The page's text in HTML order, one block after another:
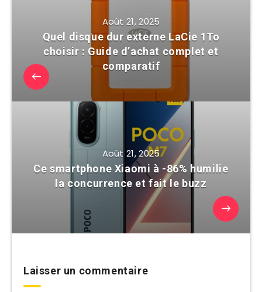
Août 21, 2025
Quel disque dur externe LaCie 1To
choisir : Guide d’achat complet et
comparatif
Août 21, 2025
Ce smartphone Xiaomi à -86% humilie
la concurrence et fait le buzz
Laisser un commentaire